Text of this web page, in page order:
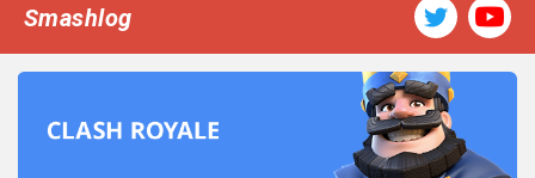
Smashlog